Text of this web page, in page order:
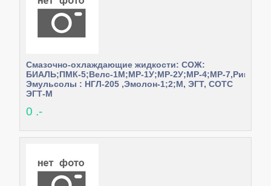
Смазочно-охлаждающие жидкости: СОЖ:
БИАЛЬ;ПМК-5;Велс-1М;МР-1У;МР-2У;МР-4;МР-
Эмульсолы : НГЛ-205 ,Эмолон-1;2;М, ЭГТ, СОТС
ЭГТ-М
0 .-